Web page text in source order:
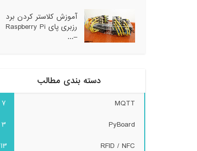
آموزش کلاستر کردن برد
رزبری پای Raspberry Pi
–...
دسته بندی مطالب
MQTT
7
PyBoard
3
RFID / NFC
13